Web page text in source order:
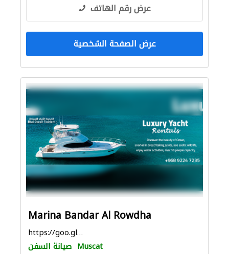
عرض رقم الهاتف
عرض الصفحة الشخصية
Marina Bandar Al Rowdha
https://goo.gl/maps/8coMsmewPmBwwZqd8
صيانة السفن Muscat